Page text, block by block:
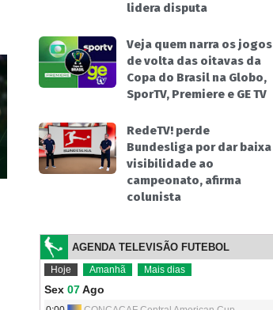
lidera disputa
Veja quem narra os jogos
de volta das oitavas da
Copa do Brasil na Globo,
SporTV, Premiere e GE TV
RedeTV! perde
Bundesliga por dar baixa
visibilidade ao
campeonato, afirma
colunista